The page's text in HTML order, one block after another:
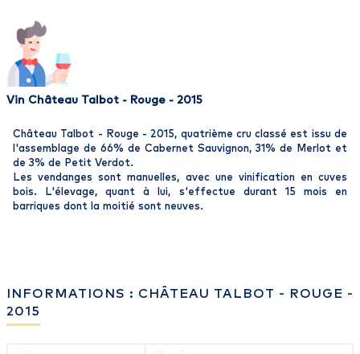
Vin Château Talbot - Rouge - 2015
Château Talbot - Rouge - 2015, quatrième cru classé est issu de
l'assemblage de 66% de Cabernet Sauvignon, 31% de Merlot et
de 3% de Petit Verdot.
Les vendanges sont manuelles, avec une vinification en cuves
bois. L'élevage, quant à lui, s'effectue durant 15 mois en
barriques dont la moitié sont neuves.
INFORMATIONS : CHÂTEAU TALBOT - ROUGE -
2015